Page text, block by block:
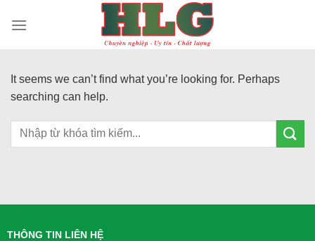
It seems we can’t find what you’re looking for. Perhaps
searching can help.
THÔNG TIN LIÊN HỆ